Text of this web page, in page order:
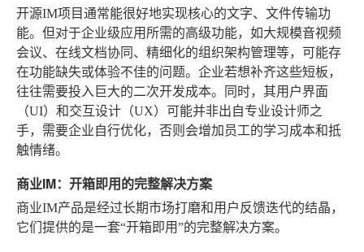
开源IM项目通常能很好地实现核心的文字、文件传输功
能。但对于企业级应用所需的高级功能，如大规模音视频
会议、在线文档协同、精细化的组织架构管理等，可能存
在功能缺失或体验不佳的问题。企业若想补齐这些短板，
往往需要投入巨大的二次开发成本。同时，其用户界面
（UI）和交互设计（UX）可能并非出自专业设计师之
手，需要企业自行优化，否则会增加员工的学习成本和抵
触情绪。
商业IM：开箱即用的完整解决方案
商业IM产品是经过长期市场打磨和用户反馈迭代的结晶，
它们提供的是一套“开箱即用”的完整解决方案。